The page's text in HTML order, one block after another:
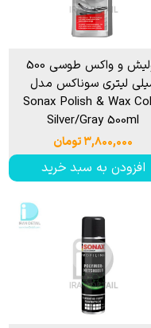
پولیش و واکس طوسی 500
لیتری سوناکس مدل
Sonax Polish & Wax
Silver/Gray 500ml
۳,۸۰۰,۰۰۰ تومان
افزودن به سبد خرید